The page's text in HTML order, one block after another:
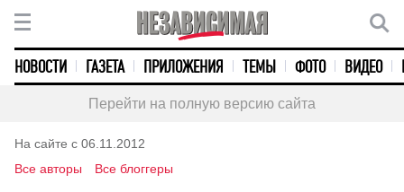
НОВОСТИ ГАЗЕТА ПРИЛОЖЕНИЯ ТЕМЫ ФОТО ВИДЕО
Перейти на полную версию сайта
На сайте с 06.11.2012
Все авторы
Все блоггеры